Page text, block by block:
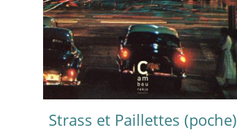
Strass et Paillettes (poche)